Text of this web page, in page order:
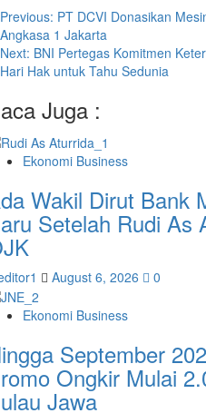
Previous: PT DCVI Donasikan
Angkasa 1 Jakarta
Next: BNI Pertegas Komitmen
Hari Hak untuk Tahu Sedunia
Juga :
Ekonomi Business
Wakil Dirut Bank
Setelah Rudi As
August 6, 2026 0
Ekonomi Business
September
Ongkir Mulai
Jawa